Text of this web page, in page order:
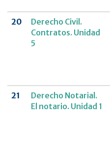
20
Derecho Civil.
Contratos. Unidad
5
21
Derecho Notarial.
El notario. Unidad 1